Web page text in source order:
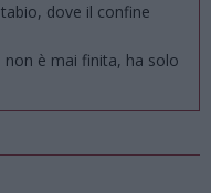
dove il confine
non è mai finita, ha solo